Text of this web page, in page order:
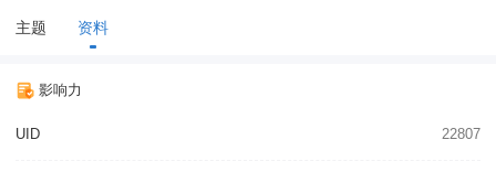
主题 资料
影响力
UID 22807